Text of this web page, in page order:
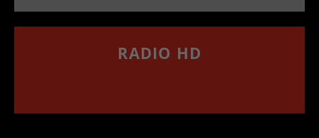
RADIO HD